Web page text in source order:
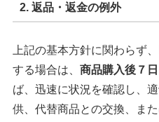
2. 返品・返金の例外
上記の基本方針に関わらず
する場合は、商品購入後７
ば、迅速に状況を確認し、
供、代替商品との交換、ま